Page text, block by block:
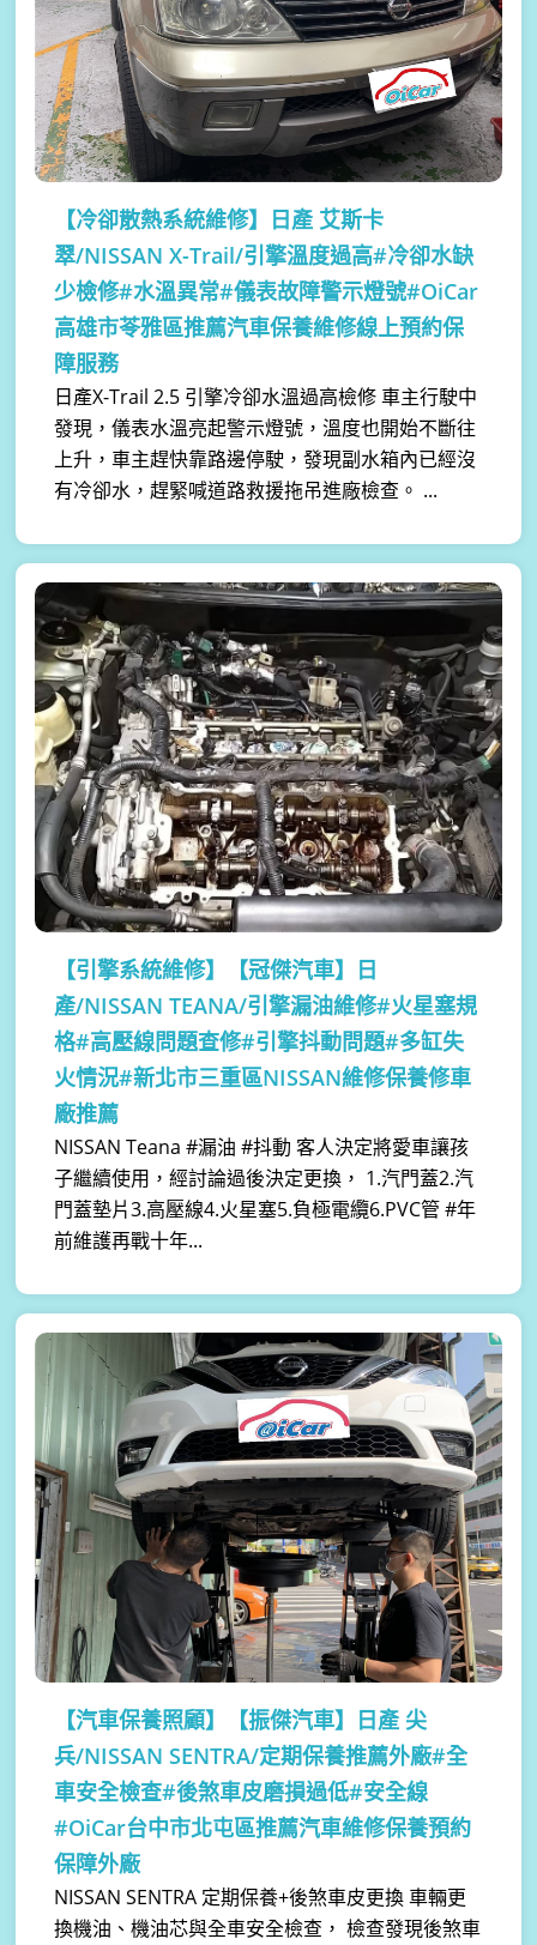
【冷卻散熱系統維修】 日產 艾斯卡
翠/NISSAN X-Trail/引擎溫度過高#冷卻水缺
少檢修#水溫異常#儀表故障警示燈號#OiCar
高雄市苓雅區推薦汽車保養維修線上預約保
障服務
日產X-Trail 2.5 引擎冷卻水溫過高檢修 車主行駛中
發現，儀表水溫亮起警示燈號，溫度也開始不斷往
上升，車主趕快靠路邊停駛，發現副水箱內已經沒
有冷卻水，趕緊喊道路救援拖吊進廠檢查。 ...
【引擎系統維修】
【冠傑汽車】日
產/NISSAN TEANA/引擎漏油維修#火星塞規
格#高壓線問題查修#引擎抖動問題#多缸失
火情況#新北市三重區NISSAN維修保養修車
廠推薦
NISSAN Teana #漏油 #抖動 客人決定將愛車讓孩
子繼續使用，經討論過後決定更換， 1.汽門蓋2.汽
門蓋墊片3.高壓線4.火星塞5.負極電纜6.PVC管 #年
前維護再戰十年...
【汽車保養照顧】
【振傑汽車】日產 尖
兵/NISSAN SENTRA/定期保養推薦外廠#全
車安全檢查#後煞車皮磨損過低#安全線
#OiCar台中市北屯區推薦汽車維修保養預約
保障外廠
NISSAN SENTRA 定期保養+後煞車皮更換 車輛更
換機油、機油芯與全車安全檢查， 檢查發現後煞車